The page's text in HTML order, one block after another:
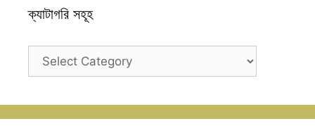
ক্যাটাগরি সহূহ
ক্যাটাগরি